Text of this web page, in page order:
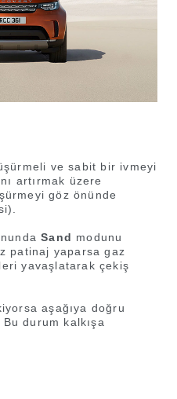
ve sabit bir ivmeyi
artırmak üzere
göz önünde
Sand modunu
patinaj yaparsa gaz
yavaşlatarak çekiş
aşağıya doğru
durum kalkışa